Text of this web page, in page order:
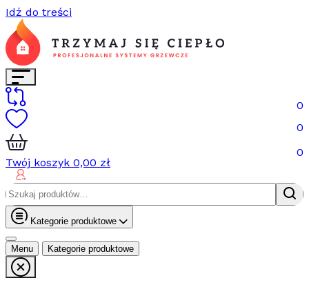
Idź do treści
0
0
0
Twój koszyk 0,00 zł
Szukaj:
Kategorie produktowe
Menu Kategorie produktowe